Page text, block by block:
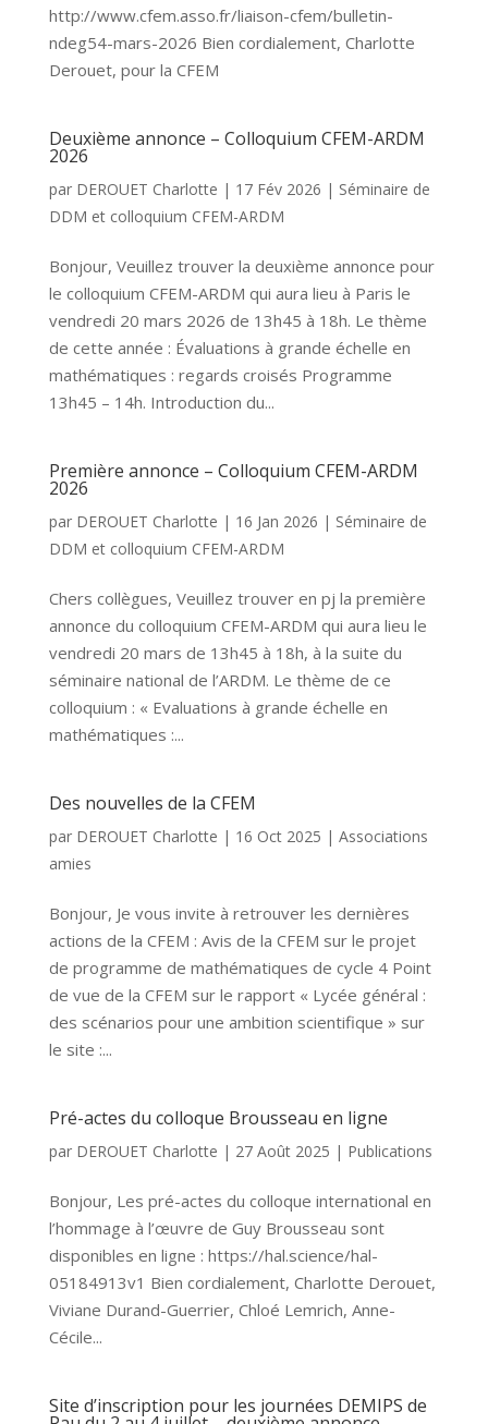
http://www.cfem.asso.fr/liaison-cfem/bulletin-
ndeg54-mars-2026 Bien cordialement, Charlotte
Derouet, pour la CFEM
Deuxième annonce – Colloquium CFEM-ARDM
2026
par DEROUET Charlotte | 17 Fév 2026 | Séminaire de
DDM et colloquium CFEM-ARDM
Bonjour, Veuillez trouver la deuxième annonce pour
le colloquium CFEM-ARDM qui aura lieu à Paris le
vendredi 20 mars 2026 de 13h45 à 18h. Le thème
de cette année : Évaluations à grande échelle en
mathématiques : regards croisés Programme
13h45 – 14h. Introduction du...
Première annonce – Colloquium CFEM-ARDM
2026
par DEROUET Charlotte | 16 Jan 2026 | Séminaire de
DDM et colloquium CFEM-ARDM
Chers collègues, Veuillez trouver en pj la première
annonce du colloquium CFEM-ARDM qui aura lieu le
vendredi 20 mars de 13h45 à 18h, à la suite du
séminaire national de l’ARDM. Le thème de ce
colloquium : « Evaluations à grande échelle en
mathématiques :...
Des nouvelles de la CFEM
par DEROUET Charlotte | 16 Oct 2025 | Associations
amies
Bonjour, Je vous invite à retrouver les dernières
actions de la CFEM : Avis de la CFEM sur le projet
de programme de mathématiques de cycle 4 Point
de vue de la CFEM sur le rapport « Lycée général :
des scénarios pour une ambition scientifique » sur
le site :...
Pré-actes du colloque Brousseau en ligne
par DEROUET Charlotte | 27 Août 2025 | Publications
Bonjour, Les pré-actes du colloque international en
l’hommage à l’œuvre de Guy Brousseau sont
disponibles en ligne : https://hal.science/hal-
05184913v1 Bien cordialement, Charlotte Derouet,
Viviane Durand-Guerrier, Chloé Lemrich, Anne-
Cécile...
Site d’inscription pour les journées DEMIPS de